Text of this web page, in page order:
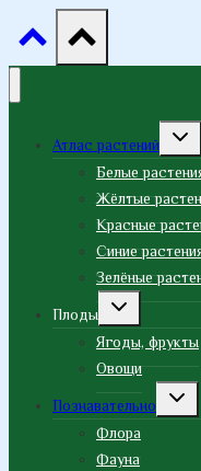
Атлас растений
меню
Белые
Жёлтые
Красные
Синие
Зелёные
Плоды
Переключить
меню
Ягоды, фрукты
Овощи
Познавательно
меню
Флора
Фауна